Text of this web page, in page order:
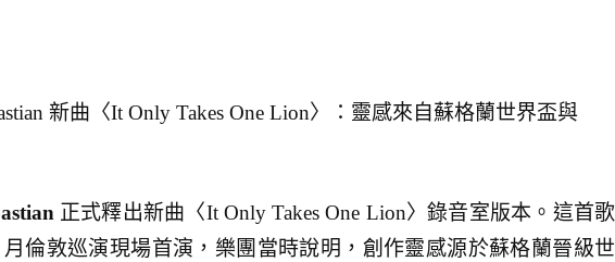
新曲〈It Only Takes One Lion〉：靈感來自蘇格蘭世界盃與
正式釋出新曲〈It Only Takes One Lion〉錄音室版本。這首歌
倫敦巡演現場首演，樂團當時說明，創作靈感源於蘇格蘭晉級世